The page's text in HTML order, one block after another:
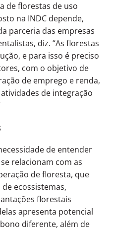
de florestas de uso
na INDC depende,
parceria das empresas
diz. “As florestas
e para isso é preciso
com o objetivo de
de emprego e renda,
de integração
de entender
relacionam com as
de floresta, que
ecossistemas,
florestais
apresenta potencial
diferente, além de